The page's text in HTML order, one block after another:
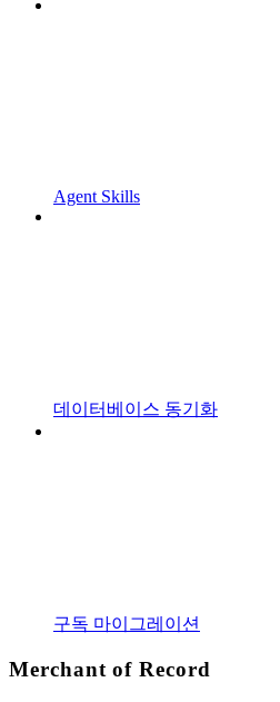
Agent Skills
데이터베이스 동기화
구독 마이그레이션
Merchant of Record